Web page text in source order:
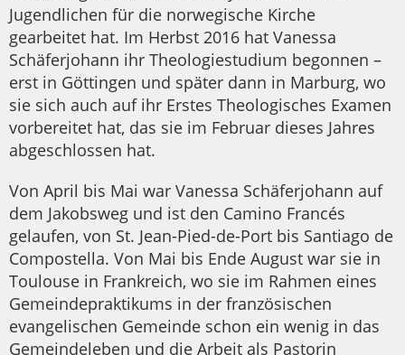
Jugendlichen für die norwegische Kirche
gearbeitet hat. Im Herbst 2016 hat Vanessa
Schäferjohann ihr Theologiestudium begonnen –
erst in Göttingen und später dann in Marburg, wo
sie sich auch auf ihr Erstes Theologisches Examen
vorbereitet hat, das sie im Februar dieses Jahres
abgeschlossen hat.
Von April bis Mai war Vanessa Schäferjohann auf
dem Jakobsweg und ist den Camino Francés
gelaufen, von St. Jean-Pied-de-Port bis Santiago de
Compostella. Von Mai bis Ende August war sie in
Toulouse in Frankreich, wo sie im Rahmen eines
Gemeindepraktikums in der französischen
evangelischen Gemeinde schon ein wenig in das
Gemeindeleben und die Arbeit als Pastorin